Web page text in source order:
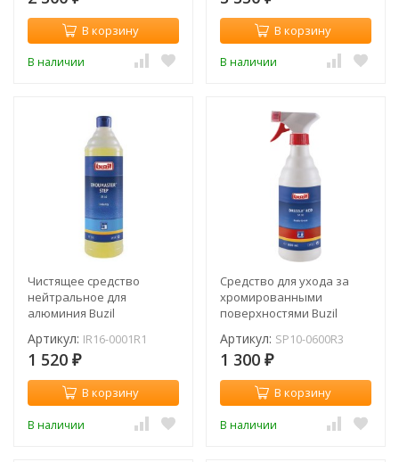
В корзину
В наличии
В корзину
В наличии
Чистящее средство
нейтральное для
алюминия Buzil
0001R1
Артикул: IR16-0001R1
1 520 ₽
В корзину
В наличии
Cредство для ухода за
хромированными
поверхностями Buzil
0600R3
Артикул: SP10-0600R3
1 300 ₽
В корзину
В наличии